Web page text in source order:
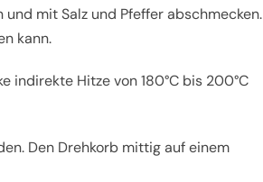
mit Salz und Pfeffer abschmecken.
kann.
indirekte Hitze von 180°C bis 200°C
Den Drehkorb mittig auf einem